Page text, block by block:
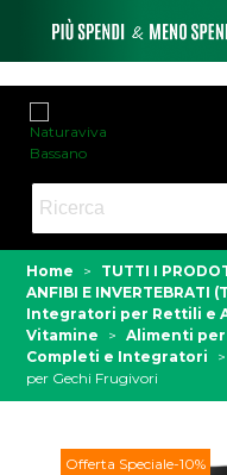
Home > TUTTI I
ANFIBI E
Integratori per Rettili e
Vitamine
>
Alimenti per
Completi e Integratori
>
per Gechi Frugivori
Offerta Speciale-10%